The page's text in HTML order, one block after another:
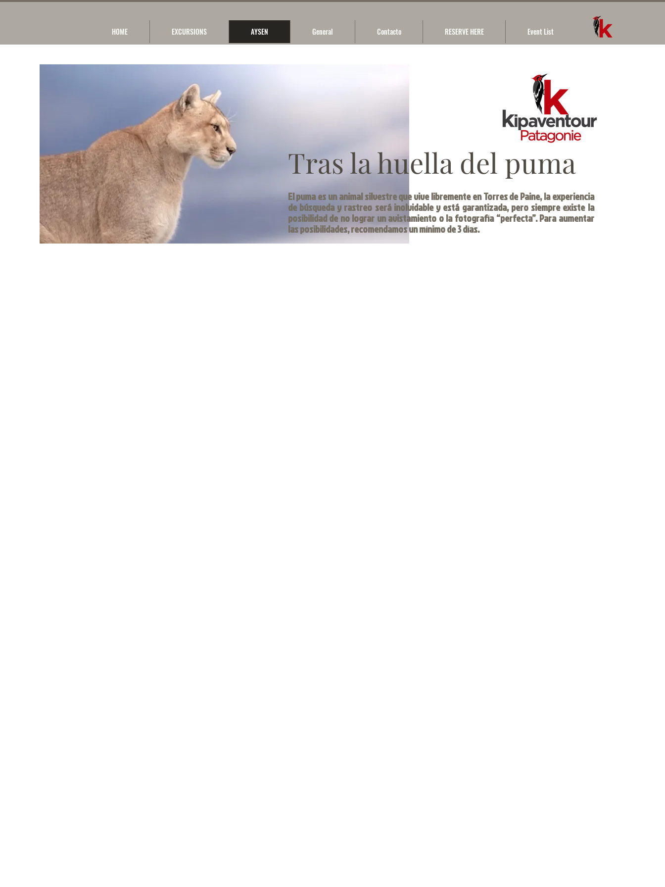
HOME EXCURSIONS AYSEN General Contacto RESERVE HERE Event List
Tras la huella del puma
El puma es un animal silvestre que vive libremente en Torres de Paine, la experiencia
de búsqueda y rastreo será inolvidable y está garantizada, pero siempre existe la
posibilidad de no lograr un avistamiento o la fotografía “perfecta”. Para aumentar
las posibilidades, recomendamos un mínimo de 3 días.